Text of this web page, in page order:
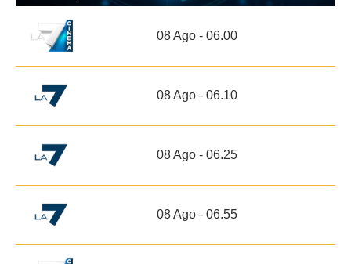
08 Ago - 06.00
08 Ago - 06.10
08 Ago - 06.25
08 Ago - 06.55